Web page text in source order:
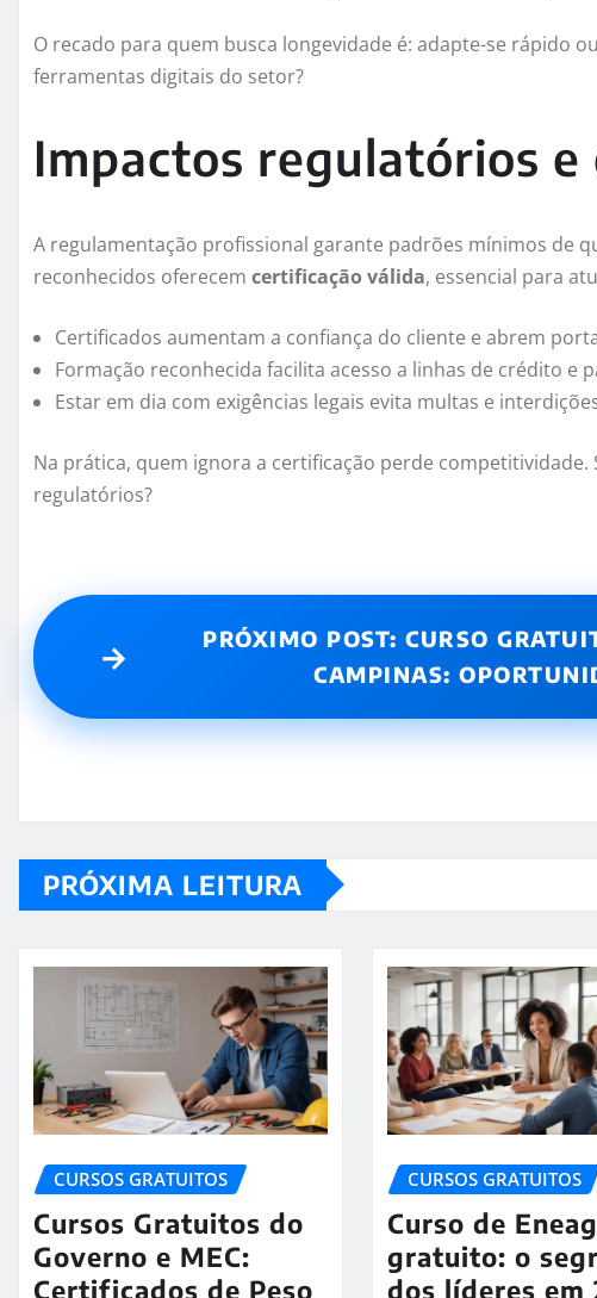
O recado para quem busca longevidade é: adapte-se rápido
ferramentas digitais do setor?
Impactos regulatórios
A regulamentação profissional garante padrões mínimos de
reconhecidos oferecem certificação válida, essencial para
Certificados aumentam a confiança do cliente e abrem
Formação reconhecida facilita acesso a linhas de crédito e
Estar em dia com exigências legais evita multas e
Na prática, quem ignora a certificação perde
regulatórios?
→
PRÓXIMO POST: CURSO
CAMPINAS:
PRÓXIMA LEITURA
CURSOS GRATUITOS
Cursos Gratuitos do
Governo e MEC:
Certificados de Peso
CURSOS GRATUITOS
Curso de
gratuito: o
dos líderes em